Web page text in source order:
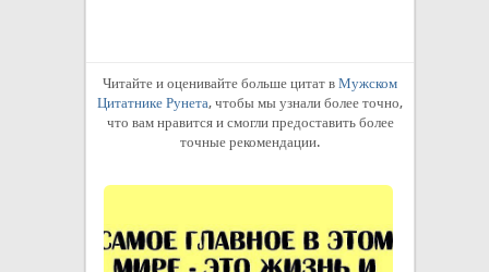
Читайте и оценивайте больше цитат в Мужском
Цитатнике Рунета, чтобы мы узнали более точно,
что вам нравится и смогли предоставить более
точные рекомендации.